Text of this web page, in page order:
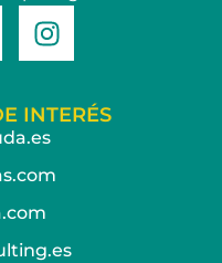
INTERÉS